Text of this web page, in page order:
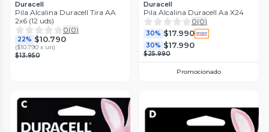
Duracell
Pila Alcalina Duracell Tira AA
2x6 (12 uds)
0(0)
22% $10.790
($10.790 x un)
$13.950
Duracell
Pila Alcalina Duracell Aa X24
0(0)
30% $17.990
30% $17.990
$25.990
Promocionado